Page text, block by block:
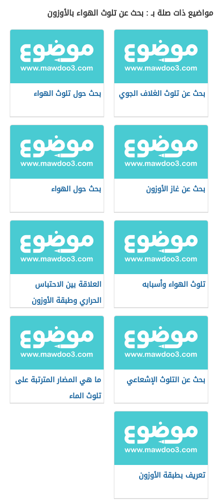
مواضيع ذات صلة بـ : بحث عن تلوث الهواء بالأوزون
بحث عن تلوث الغلاف الجوي بحث حول تلوث الهواء
بحث عن غاز الأوزون بحث حول الهواء
تلوث الهواء وأسبابه
العلاقة بين الاحتباس
الحراري وطبقة الأوزون
بحث عن التلوث الإشعاعي
ما هي المضار المترتبة على
تلوث الماء
تعريف بطبقة الأوزون